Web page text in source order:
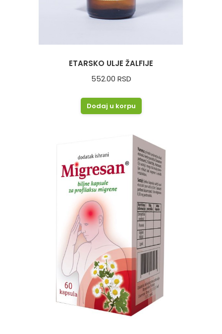
ETARSKO ULJE ŽALFIJE
552.00 RSD
Dodaj u korpu